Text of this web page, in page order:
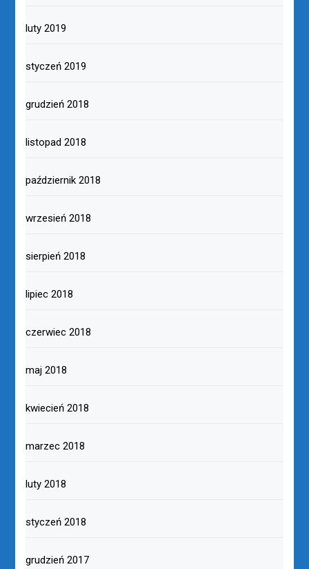
luty 2019
styczeń 2019
grudzień 2018
listopad 2018
październik 2018
wrzesień 2018
sierpień 2018
lipiec 2018
czerwiec 2018
maj 2018
kwiecień 2018
marzec 2018
luty 2018
styczeń 2018
grudzień 2017